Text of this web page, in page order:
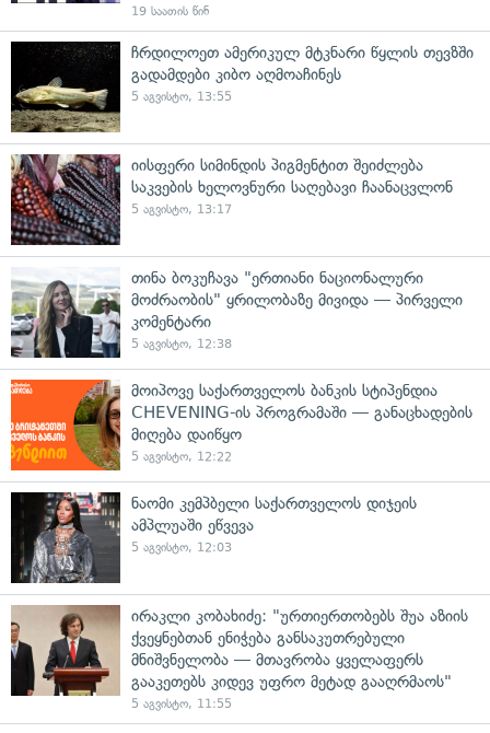
19 საათის წინ
ჩრდილოეთ ამერიკულ მტკნარი წყლის თევზში
გადამდები კიბო აღმოაჩინეს
5 აგვისტო, 13:55
იისფერი სიმინდის პიგმენტით შეიძლება
საკვების ხელოვნური საღებავი ჩაანაცვლონ
5 აგვისტო, 13:17
თინა ბოკუჩავა "ერთიანი ნაციონალური
მოძრაობის" ყრილობაზე მივიდა — პირველი
კომენტარი
5 აგვისტო, 12:38
მოიპოვე საქართველოს ბანკის სტიპენდია
CHEVENING-ის პროგრამაში — განაცხადების
მიღება დაიწყო
5 აგვისტო, 12:22
ნაომი კემპბელი საქართველოს დიჯეის
ამპლუაში ეწვევა
5 აგვისტო, 12:03
ირაკლი კობახიძე: "ურთიერთობებს შუა აზიის
ქვეყნებთან ენიჭება განსაკუთრებული
მნიშვნელობა — მთავრობა ყველაფერს
გააკეთებს კიდევ უფრო მეტად გააღრმაოს"
5 აგვისტო, 11:55